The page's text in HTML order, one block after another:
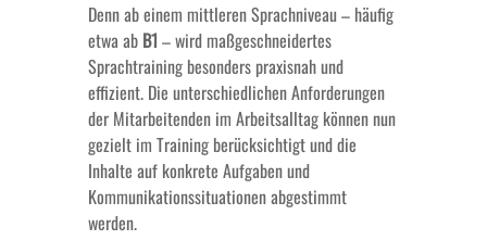
Denn ab einem mittleren Sprachniveau – häufig
etwa ab B1 – wird maßgeschneidertes
Sprachtraining besonders praxisnah und
effizient. Die unterschiedlichen Anforderungen
der Mitarbeitenden im Arbeitsalltag können nun
gezielt im Training berücksichtigt und die
Inhalte auf konkrete Aufgaben und
Kommunikationssituationen abgestimmt
werden.